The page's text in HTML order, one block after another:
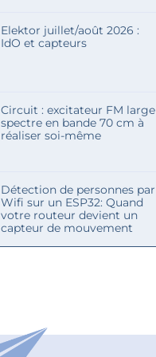
Elektor juillet/août 2026 :
IdO et capteurs
Circuit : excitateur FM large
spectre en bande 70 cm à
réaliser soi-même
Détection de personnes par
Wifi sur un ESP32: Quand
votre routeur devient un
capteur de mouvement